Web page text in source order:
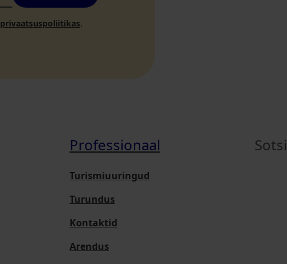
privaatsuspoliitikas.
Professionaal
Turismiuuringud
Turundus
Kontaktid
Arendus